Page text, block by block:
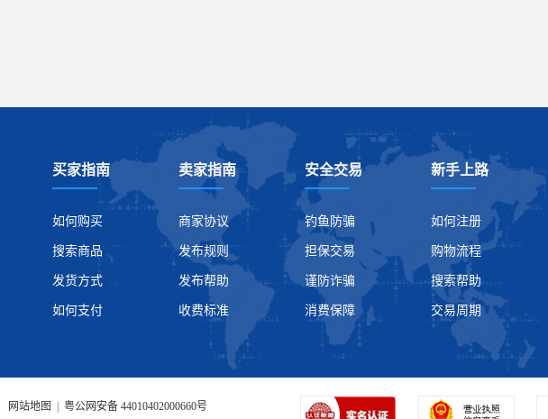
买家指南
如何购买
搜索商品
发货方式
如何支付
卖家指南
商家协议
发布规则
发布帮助
收费标准
安全交易
钓鱼防骗
担保交易
谨防诈骗
消费保障
新手上路
如何注册
购物流程
搜索帮助
交易周期
网站地图 粤公网安备 44010402000660号